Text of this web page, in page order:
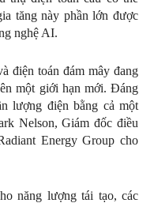
tăng này phần lớn được
nghệ AI.
điện toán đám mây đang
một giới hạn mới. Đáng
lượng điện bằng cả một
Nelson, Giám đốc điều
Energy Group cho
năng lượng tái tạo, các